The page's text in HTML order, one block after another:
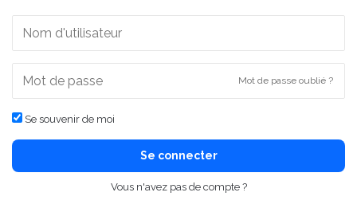
Mot de passe oublié ?
Se souvenir de moi
Se connecter
Vous n'avez pas de compte ?